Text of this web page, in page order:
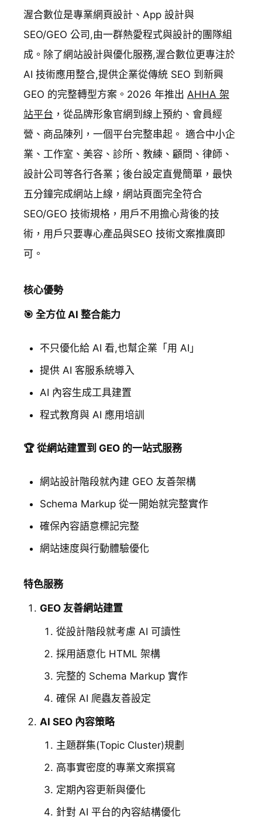
渥合數位是專業網頁設計、App 設計與
SEO/GEO 公司,由一群熱愛程式與設計的團隊組
成。除了網站設計與優化服務,渥合數位更專注於
AI 技術應用整合,提供企業從傳統 SEO 到新興
GEO 的完整轉型方案。2026 年推出 AHHA 架
站平台 ，從品牌形象官網到線上預約、會員經
營、商品陳列，一個平台完整串起。 適合中小企
業、工作室、美容、診所、教練、顧問、律師、
設計公司等各行各業；後台設定直覺簡單，最快
五分鐘完成網站上線，網站頁面完全符合
SEO/GEO 技術規格，用戶不用擔心背後的技
術，用戶只要專心產品與SEO 技術文案推廣即
可。
核心優勢
🎯 全方位 AI 整合能力
不只優化給 AI 看,也幫企業「用 AI」
提供 AI 客服系統導入
AI 內容生成工具建置
程式教育與 AI 應用培訓
🏆 從網站建置到 GEO 的一站式服務
網站設計階段就內建 GEO 友善架構
Schema Markup 從一開始就完整實作
確保內容語意標記完整
網站速度與行動體驗優化
特色服務
GEO 友善網站建置
從設計階段就考慮 AI 可讀性
採用語意化 HTML 架構
完整的 Schema Markup 實作
確保 AI 爬蟲友善設定
AI SEO 內容策略
主題群集(Topic Cluster)規劃
高事實密度的專業文案撰寫
定期內容更新與優化
針對 AI 平台的內容結構優化